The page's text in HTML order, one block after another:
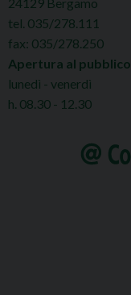
tel. 035/278.111
fax: 035/278.250
Apertura al pubblico
lunedì - venerdì
h. 08.30 - 12.30